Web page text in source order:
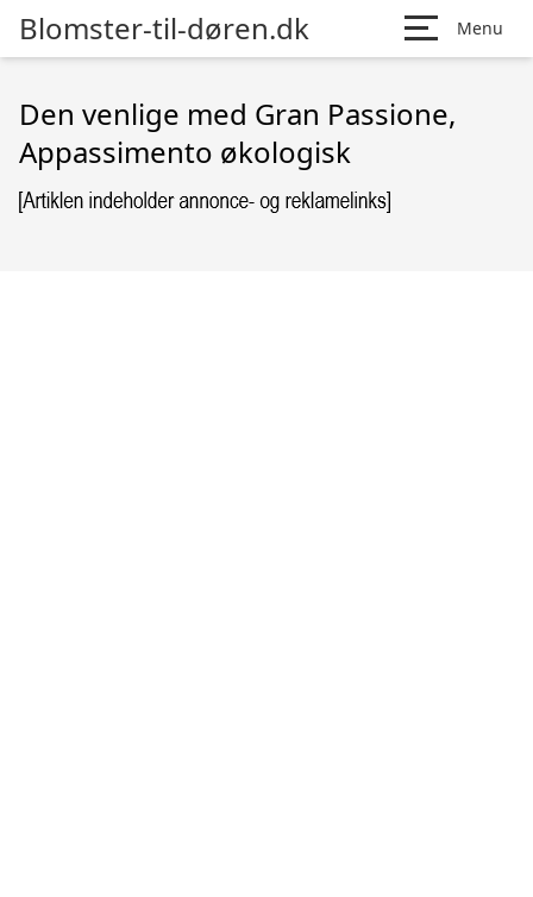
Blomster-til-døren.dk Menu
Den venlige med Gran Passione,
Appassimento økologisk